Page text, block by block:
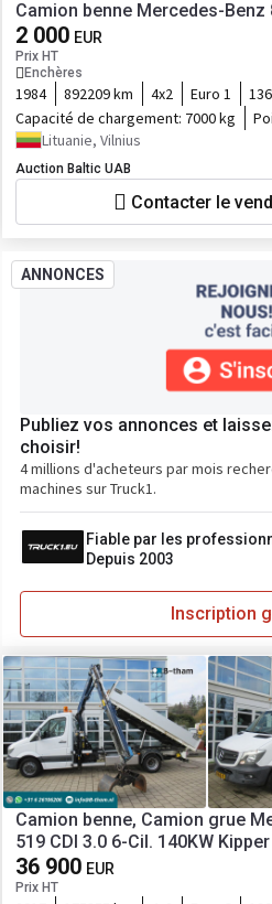
Camion benne Mercedes-Benz
2 000 EUR
Prix HT
Enchères
1984 892209 km 4x2 Euro 1
Capacité de chargement: 7000 kg
Lituanie, Vilnius
Auction Baltic UAB
Contacter le
ANNONCES
Publiez vos annonces et
choisir!
4 millions d'acheteurs par mois
machines sur Truck1.
Fiable par les
Depuis 2003
Inscription
Camion benne, Camion grue
519 CDI 3.0 6-Cil. 140KW
36 900 EUR
Prix HT